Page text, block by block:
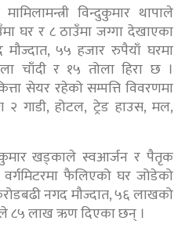
विन्दुकुमार थापाले
घर र ८ ठाउँमा जग्गा देखाएका
५५ हजार रुपैयाँ घरमा
चाँदी र १५ तोला हिरा छ ।
सेयर रहेको सम्पत्ति विवरणमा
२ गाडी, होटल, ट्रेड हाउस, मल,
कुमार खड्काले स्वआर्जन र पैतृक
वर्गमिटरमा फैलिएको घर जोडेको
नगद मौज्दात, ५६ लाखको
८५ लाख ऋण दिएका छन् ।